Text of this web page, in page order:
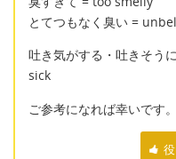
とてつもなく臭い =
吐き気がする・吐きそ
sick
ご参考になれば幸いです。